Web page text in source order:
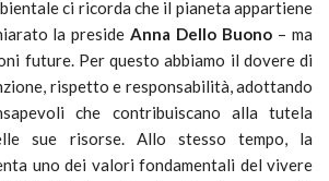
ci ricorda che il pianeta appartiene
la presideAnna Dello Buono – ma
future. Per questo abbiamo il dovere di
rispetto e responsabilità, adottando
che contribuiscano alla tutela
sue risorse. Allo stesso tempo, la
uno dei valori fondamentali del vivere